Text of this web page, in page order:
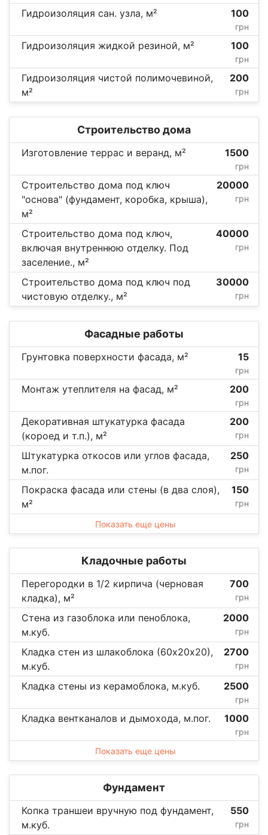
Гидроизоляция сан. узла, м² 100
грн
Гидроизоляция жидкой резиной, м² 100
грн
Гидроизоляция чистой полимочевиной,
м²
200
грн
Строительство дома
Изготовление террас и веранд, м² 1500
грн
Строительство дома под ключ
"основа" (фундамент, коробка, крыша),
м²
20000
грн
Строительство дома под ключ,
включая внутреннюю отделку. Под
заселение., м²
40000
грн
Строительство дома под ключ под
чистовую отделку., м²
30000
грн
Фасадные работы
Грунтовка поверхности фасада, м² 15
грн
Монтаж утеплителя на фасад, м² 200
грн
Декоративная штукатурка фасада
(короед и т.п.), м²
200
грн
Штукатурка откосов или углов фасада,
м.пог.
250
грн
Покраска фасада или стены (в два слоя),
м²
150
грн
Показать еще цены
Кладочные работы
Перегородки в 1/2 кирпича (черновая
кладка), м²
700
грн
Стена из газоблока или пеноблока,
м.куб.
2000
грн
Кладка стен из шлакоблока (60х20х20),
м.куб.
2700
грн
Кладка стены из керамоблока, м.куб. 2500
грн
Кладка вентканалов и дымохода, м.пог. 1000
грн
Показать еще цены
Фундамент
Копка траншеи вручную под фундамент,
м.куб.
550
грн